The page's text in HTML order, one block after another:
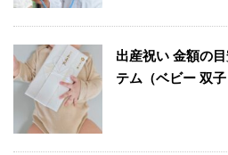
出産祝い 金額の
テム（ベビー 双子